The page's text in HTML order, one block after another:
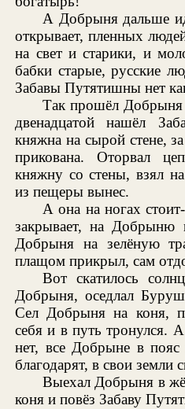
А Добрыня дальше
открывает, пленных
на свет и старики, и
бабки старые, русские
Забавы Путятишны нет
Так прошёл Добрыня
двенадцатой нашёл
княжна на сырой стене,
прикована. Оторвал
княжну со стены, взял
из пещеры вынес.
А она на ногах стоит-
закрывает, на Добрыню
Добрыня на зелёную
плащом прикрыл, сам
Вот скатилось
Добрыня, оседлал
Сел Добрыня на коня,
себя и в путь тронулся.
нет, все Добрыне в пояс
благодарят, в свои земли
Выехал Добрыня в
коня и повёз Забаву